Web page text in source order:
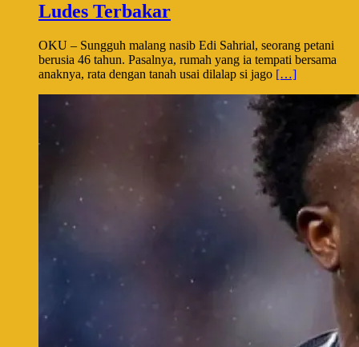
Ludes Terbakar
OKU – Sungguh malang nasib Edi Sahrial, seorang petani
berusia 46 tahun. Pasalnya, rumah yang ia tempati bersama
anaknya, rata dengan tanah usai dilalap si jago […]